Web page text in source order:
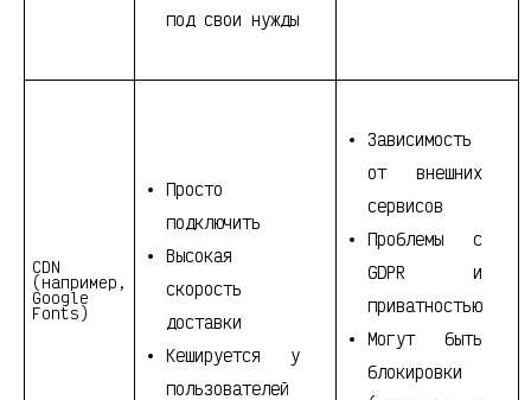
под свои нужды
CDN
(например,
Google
Fonts)
Просто
подключить
Высокая
скорость
доставки
Кешируется у
пользователей
Зависимость
от внешних
сервисов
Проблемы с
GDPR и
приватностью
Могут быть
блокировки